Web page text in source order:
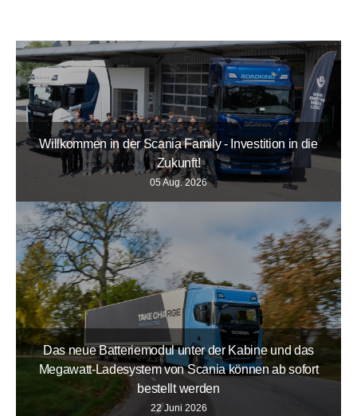
Willkommen in der Scania Family - Investition in die
Zukunft!
05 Aug. 2026
Das neue Batteriemodul unter der Kabine und das
Megawatt-Ladesystem von Scania können ab sofort
bestellt werden
22 Juni 2026